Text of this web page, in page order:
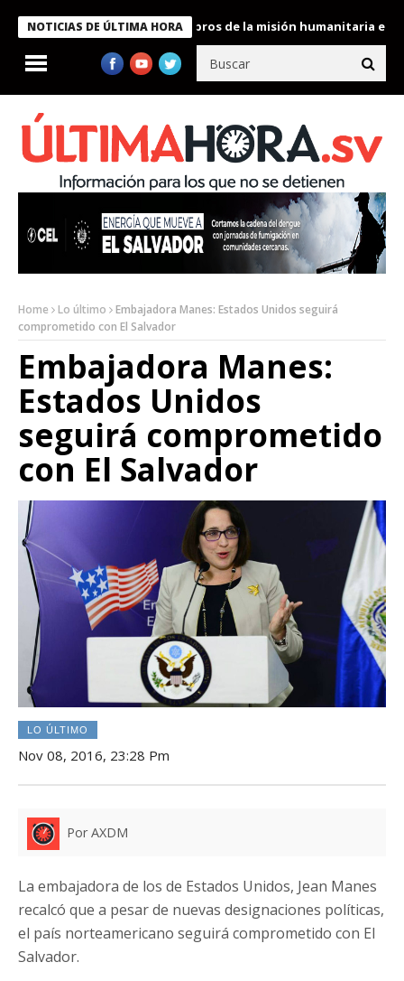
NOTICIAS DE ÚLTIMA HORA
Bukele condecora a miembros de la misión humanitaria enviada
Home Lo último
Embajadora Manes: Estados Unidos seguirá
comprometido con El Salvador
Embajadora Manes:
Estados Unidos
seguirá comprometido
con El Salvador
LO ÚLTIMO
Nov 08, 2016, 23:28 Pm
Por AXDM
La embajadora de los de Estados Unidos, Jean Manes
recalcó que a pesar de nuevas designaciones políticas,
el país norteamericano seguirá comprometido con El
Salvador.